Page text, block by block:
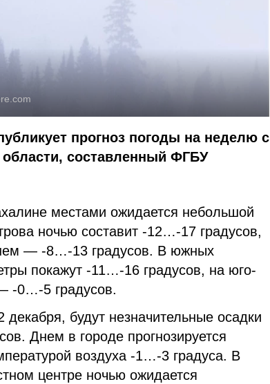
прогноз погоды на неделю с
составленный ФГБУ
местами ожидается небольшой
ночью составит -12…-17 градусов,
— -8…-13 градусов. В южных
покажут -11…-16 градусов, на юго-
-0…-5 градусов.
будут незначительные осадки
Днем в городе прогнозируется
воздуха -1…-3 градуса. В
центре ночью ожидается